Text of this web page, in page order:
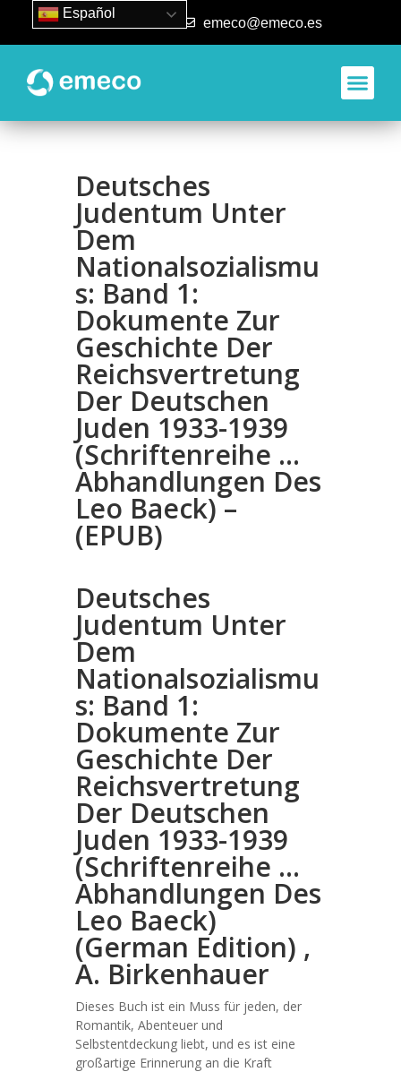
93 840 50 80 emeco@emeco.es
Deutsches
Judentum Unter
Dem
Nationalsozialismu
s: Band 1:
Dokumente Zur
Geschichte Der
Reichsvertretung
Der Deutschen
Juden 1933-1939
(Schriftenreihe …
Abhandlungen Des
Leo Baeck) –
(EPUB)
Deutsches
Judentum Unter
Dem
Nationalsozialismu
s: Band 1:
Dokumente Zur
Geschichte Der
Reichsvertretung
Der Deutschen
Juden 1933-1939
(Schriftenreihe …
Abhandlungen Des
Leo Baeck)
(German Edition) ,
A. Birkenhauer
Dieses Buch ist ein Muss für jeden, der
Romantik, Abenteuer und
Selbstentdeckung liebt, und es ist eine
großartige Erinnerung an die Kraft
Español